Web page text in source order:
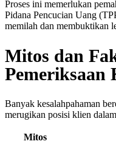
Proses ini memerlukan
Pidana Pencucian Uang
memilah dan membuktikan
Mitos dan
Pemeriksaan
Banyak kesalahpahaman
merugikan posisi klien
Mitos